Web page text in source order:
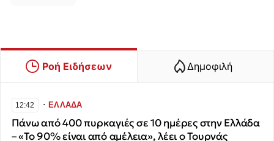
Ροή Ειδήσεων Δημοφιλή
12:42 ∙ΕΛΛΑΔΑ
Πάνω από 400 πυρκαγιές σε 10 ημέρες στην Ελλάδα
– «Το 90% είναι από αμέλεια», λέει ο Τουρνάς